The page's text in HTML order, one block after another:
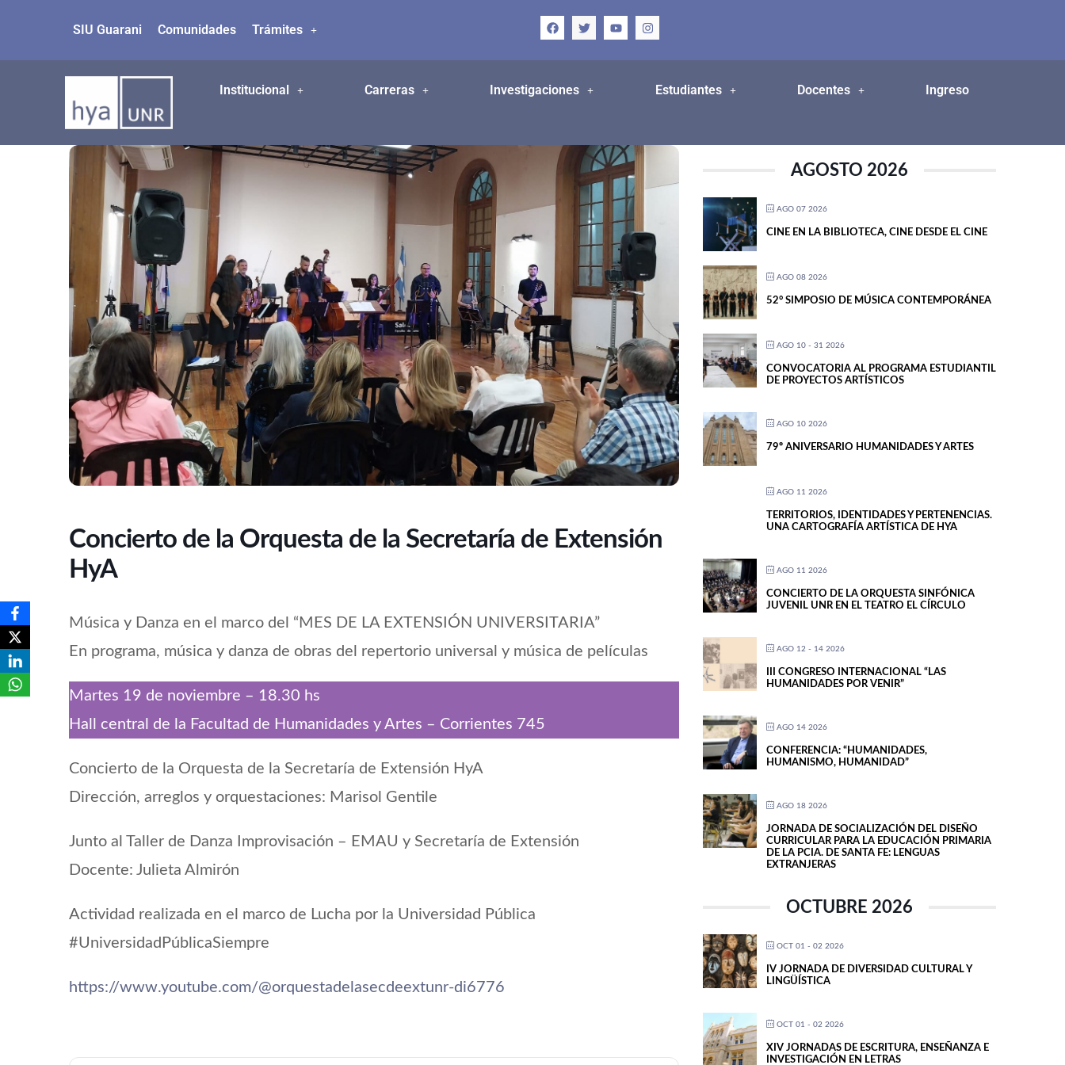
al
SIU Guarani Comunidades Trámites
Institucional Carreras Investigaciones Estudiantes Docentes Ingreso
Concierto de la Orquesta de la Secretaría de Extensión
HyA
Música y Danza en el marco del “MES DE LA EXTENSIÓN UNIVERSITARIA”
En programa, música y danza de obras del repertorio universal y música de películas
Martes 19 de noviembre – 18.30 hs
Hall central de la Facultad de Humanidades y Artes – Corrientes 745
Concierto de la Orquesta de la Secretaría de Extensión HyA
Dirección, arreglos y orquestaciones: Marisol Gentile
Junto al Taller de Danza Improvisación – EMAU y Secretaría de Extensión
Docente: Julieta Almirón
Actividad realizada en el marco de Lucha por la Universidad Pública
#UniversidadPúblicaSiempre
https://www.youtube.com/@orquestadelasecdeextunr-di6776
AGOSTO 2026
AGO 07 2026
CINE EN LA BIBLIOTECA, CINE DESDE EL CINE
AGO 08 2026
52° SIMPOSIO DE MÚSICA CONTEMPORÁNEA
AGO 10 - 31 2026
CONVOCATORIA AL PROGRAMA ESTUDIANTIL
DE PROYECTOS ARTÍSTICOS
AGO 10 2026
79º ANIVERSARIO HUMANIDADES Y ARTES
AGO 11 2026
TERRITORIOS, IDENTIDADES Y PERTENENCIAS.
UNA CARTOGRAFÍA ARTÍSTICA DE HYA
AGO 11 2026
CONCIERTO DE LA ORQUESTA SINFÓNICA
JUVENIL UNR EN EL TEATRO EL CÍRCULO
AGO 12 - 14 2026
III CONGRESO INTERNACIONAL “LAS
HUMANIDADES POR VENIR”
AGO 14 2026
CONFERENCIA: “HUMANIDADES,
HUMANISMO, HUMANIDAD”
AGO 18 2026
JORNADA DE SOCIALIZACIÓN DEL DISEÑO
CURRICULAR PARA LA EDUCACIÓN PRIMARIA
DE LA PCIA. DE SANTA FE: LENGUAS
EXTRANJERAS
OCTUBRE 2026
OCT 01 - 02 2026
IV JORNADA DE DIVERSIDAD CULTURAL Y
LINGÜÍSTICA
OCT 01 - 02 2026
XIV JORNADAS DE ESCRITURA, ENSEÑANZA E
INVESTIGACIÓN EN LETRAS